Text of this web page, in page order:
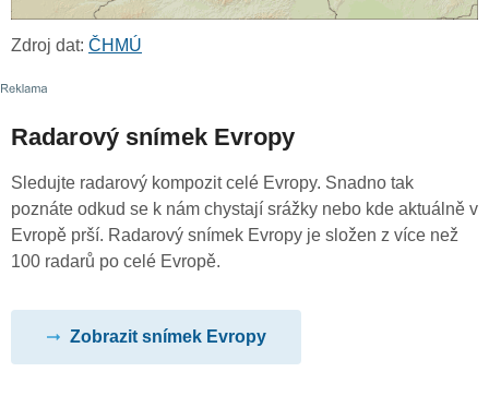
Zdroj dat: ČHMÚ
Radarový snímek Evropy
Sledujte radarový kompozit celé Evropy. Snadno tak
poznáte odkud se k nám chystají srážky nebo kde aktuálně v
Evropě prší. Radarový snímek Evropy je složen z více než
100 radarů po celé Evropě.
Zobrazit snímek Evropy